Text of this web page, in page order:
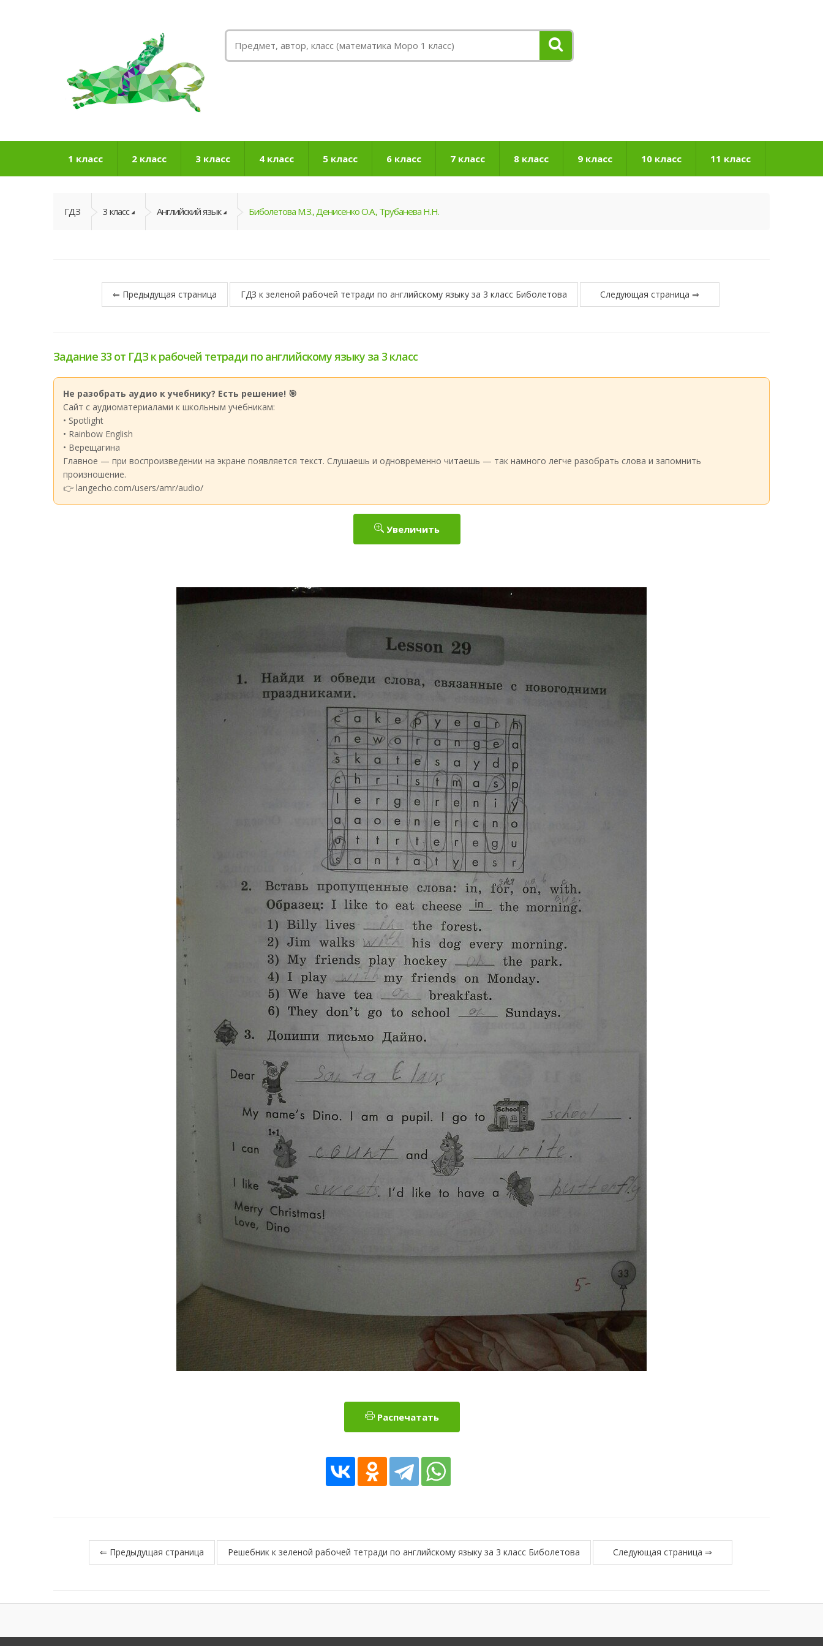
1 класс 2 класс 3 класс 4 класс 5 класс 6 класс 7 класс 8 класс 9 класс 10 класс 11 класс
ГДЗ 3 класс Английский язык Биболетова М.З., Денисенко О.А., Трубанева Н.Н.
⇐ Предыдущая страница ГДЗ к зеленой рабочей тетради по английскому языку за 3 класс Биболетова Следующая страница ⇒
Задание 33 от ГДЗ к рабочей тетради по английскому языку за 3 класс
Не разобрать аудио к учебнику? Есть решение! 🎯
Сайт с аудиоматериалами к школьным учебникам:
• Spotlight
• Rainbow English
• Верещагина
Главное — при воспроизведении на экране появляется текст. Слушаешь и одновременно читаешь — так намного легче разобрать слова и запомнить
произношение.
👉 langecho.com/users/amr/audio/
Увеличить
Распечатать
⇐ Предыдущая страница Решебник к зеленой рабочей тетради по английскому языку за 3 класс Биболетова Следующая страница ⇒